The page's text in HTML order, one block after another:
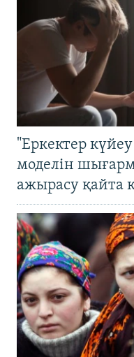
"Еркектер
моделін
ажырасу қайта